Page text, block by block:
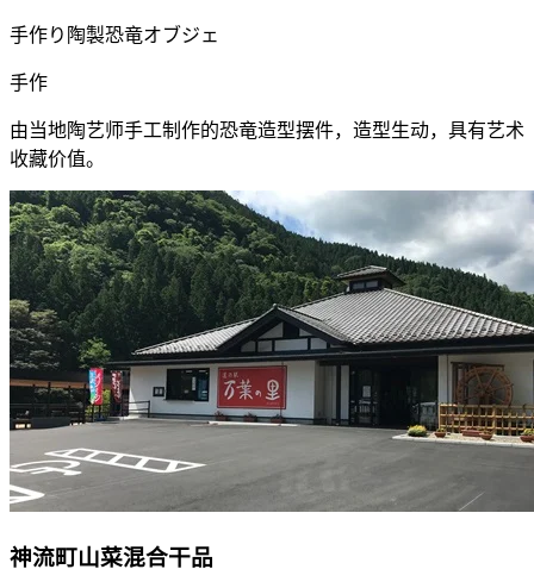
手作り陶製恐竜オブジェ
手作
由当地陶艺师手工制作的恐竜造型摆件，造型生动，具有艺术
收藏价值。
神流町山菜混合干品